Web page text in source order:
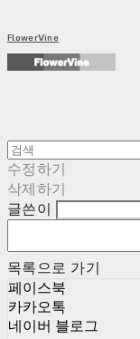
FlowerVine
수정하기
삭제하기
글쓴이
목록으로 가기
페이스북
카카오톡
네이버 블로그